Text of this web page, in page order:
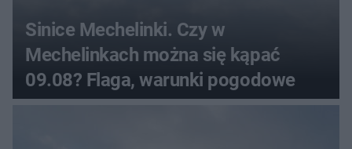
Sinice Mechelinki. Czy w
Mechelinkach można się kąpać
09.08? Flaga, warunki pogodowe